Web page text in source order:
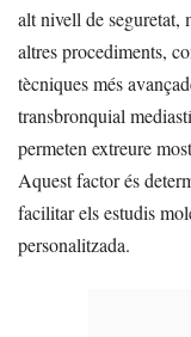
alt nivell de seguretat,
altres procediments,
tècniques més
transbronquial
permeten extreure
Aquest factor és
facilitar els estudis
personalitzada.